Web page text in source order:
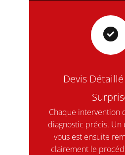
Devis
Chaque intervention
diagnostic précis. Un
vous est ensuite
clairement le